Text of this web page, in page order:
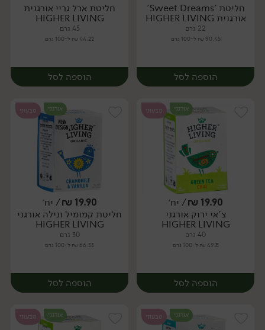
יח׳ יח׳
חליטת 'Sweet Dreams'
אורגנית HIGHER LIVING
22 גרם
90.45 ₪ ל-100 גרם
הוספה לסל
יח׳
חליטת ארל גריי אורגנית
HIGHER LIVING
45 גרם
44.22 ₪ ל-100 גרם
הוספה לסל
יח׳
אורגני טבעוני
19.90
₪/ יח׳
צ'אי ירוק אורגני
HIGHER LIVING
40 גרם
49.75 ₪ ל-100 גרם
הוספה לסל
אורגני טבעוני
19.90
₪/ יח׳
חליטת קמומיל ונילה אורגני
HIGHER LIVING
30 גרם
66.33 ₪ ל-100 גרם
הוספה לסל
אורגני טבעוני אורגני טבעוני